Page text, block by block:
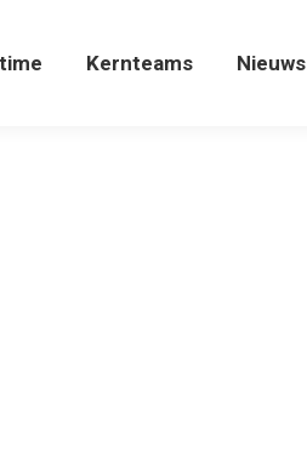
Kernteams Nieuws
Kernteams Nieuws